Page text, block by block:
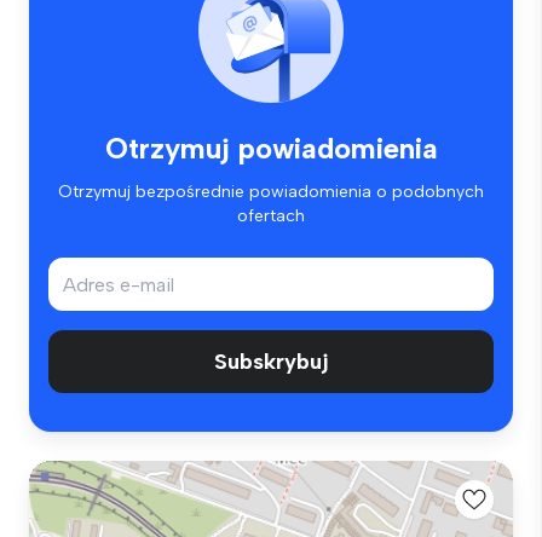
Otrzymuj powiadomienia
Otrzymuj bezpośrednie powiadomienia o podobnych
ofertach
Subskrybuj